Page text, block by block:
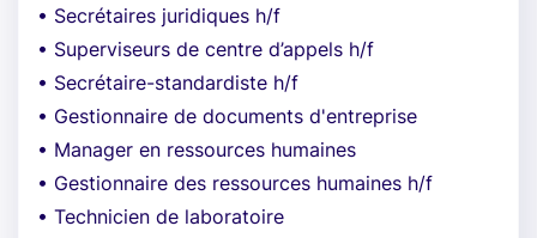
• Secrétaires juridiques h/f
• Superviseurs de centre d’appels h/f
• Secrétaire-standardiste h/f
• Gestionnaire de documents d'entreprise
• Manager en ressources humaines
• Gestionnaire des ressources humaines h/f
• Technicien de laboratoire